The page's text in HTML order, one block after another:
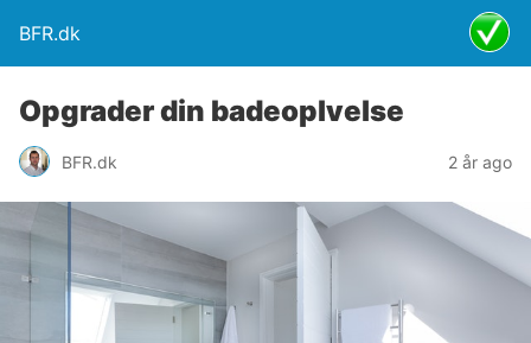
BFR.dk
Opgrader din badeoplvelse
BFR.dk 2 år ago